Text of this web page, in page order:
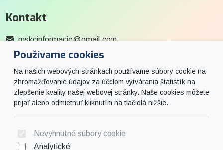
Používame cookies
Na našich webových stránkach používame súbory cookie na
zhromažďovanie údajov za účelom vytvárania štatistík na
zlepšenie kvality našej webovej stránky. Naše cookies môžete
prijať alebo odmietnuť kliknutím na tlačidlá nižšie.
Nevyhnutné súbory cookie
Analytické
Kontakt
mskcinformacie@gmail.com
0915 727 244
Social
Facebook